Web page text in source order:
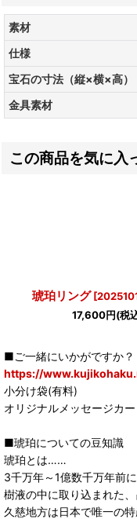
素材
仕様
宝石の寸法（縦×横×高）
金具素材
この商品を気に入
琥珀リング [
17,600円(税
■ご一緒にいかがですか？
https://
小分け袋(有料)
オリジナルメッセージカ
■琥珀についての豆知識
琥珀とは……
3千万年～1億数千万年前
樹液の中に取り込まれた
久慈地方は日本で唯一の